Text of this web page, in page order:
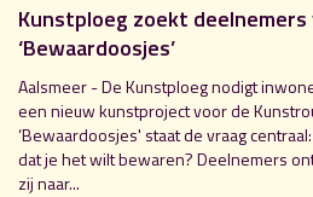
Kunstploeg zoekt
‘Bewaardoosjes’
Aalsmeer - De Kunstploeg nodigt
een nieuw kunstproject voor de
‘Bewaardoosjes' staat de vraag
dat je het wilt bewaren? Deelnemers
zij naar...